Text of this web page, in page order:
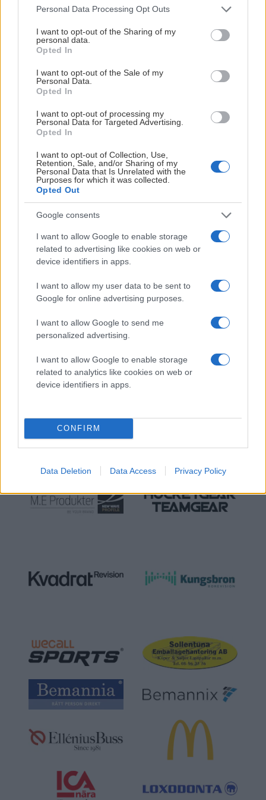
Please note that this website/app uses one or more Google
not limited to your visit or usage behaviour. You may click to
grant or deny consent to Google and its third-party tags to
use your data for below specified purposes in below Google
consent section.
Personal Data Processing Opt Outs
I want to opt-out of the Sharing of my
personal data.
Opted In
I want to opt-out of the Sale of my
Personal Data.
Opted In
I want to opt-out of processing my
Personal Data for Targeted Advertising.
Opted In
I want to opt-out of Collection, Use,
Retention, Sale, and/or Sharing of my
Personal Data that Is Unrelated with the
Purposes for which it was collected.
Opted Out
Google consents
I want to allow Google to enable storage
related to advertising like cookies on web or
device identifiers in apps.
I want to allow my user data to be sent to
Google for online advertising purposes.
I want to allow Google to send me
personalized advertising.
I want to allow Google to enable storage
related to analytics like cookies on web or
device identifiers in apps.
CONFIRM
Data Deletion Data Access Privacy Policy
att behålla spelaren i föreningen. Maxtid för dialog är
formuläret inkommit. Dialog diarie ska upprättas.
avslutats inom ovan angivna perioder är spelaren fri
5. Om nuvarande förening anser att en övergång kan
godkännas, ska ansvarig i
nuvarande förening ta kontakt med ansvarig i den
förening till vilken spelaren vill byta
för dialog kring möjligheterna för ett föreningsbyte.
6. Det åligger båda föreningarna att bidra till en
konstruktiv dialog. För undvikande av
framtida meningsskiljaktigheter ska dialogen mellan
föreningarna bekräftas skriftligt
ska hänsyn tas till om övergång
ett helt lag p.g.a. för få spelare.
Hänsyn ska också tas till hur tillkommande spelare
mottagande förenings lag såväl socialt som
möjlighet att tillgodose speltid och
träningsmöjligheter för befintliga spelare.
förening ska nuvarande förening godkänna
8. Förening och enskilda lag inom förening får inte
annonsera eller på annat sätt försöka
nybörjarverksamhet.
9. Alla föreningar ska inför varje säsong skriftligt till
Stockholms Ishockeyförbund
årligen senast 15/2 meddela vem i föreningen på
sportsligt ansvarig som är ansvarig för
spelarövergångar och som är ansvarig för att
dels se till att ovan process följs, dels se till att